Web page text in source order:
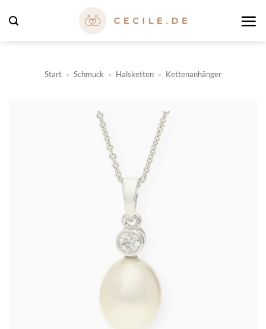
Inhalt
springen
Start » Schmuck » Halsketten » Kettenanhänger